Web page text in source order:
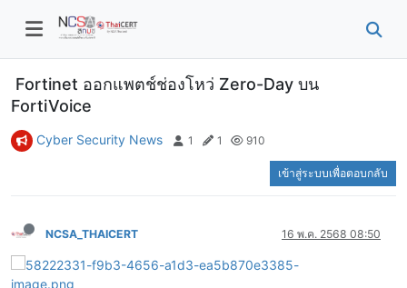
Fortinet ออกแพตช์ช่องโหว่ Zero-Day บน
FortiVoice
Cyber Security News 1 1 910
เข้าสู่ระบบเพื่อตอบกลับ
NCSA_THAICERT 16 พ.ค. 2568 08:50